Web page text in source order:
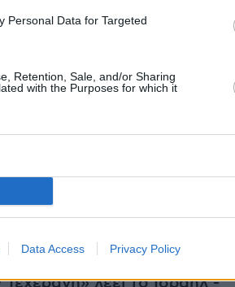
Personal Data for Targeted
Retention, Sale, and/or Sharing
with the Purposes for which it
Data Access Privacy Policy
τις κατηγορούμενες
τηλέφωνο της 16χρονης
υλικό.
στον αρμόδιο Εισαγγελέα.
επίπεδο: «Δεν